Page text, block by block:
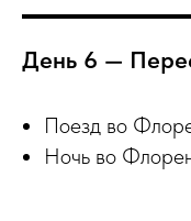
День 6 —
Поезд во
Ночь во